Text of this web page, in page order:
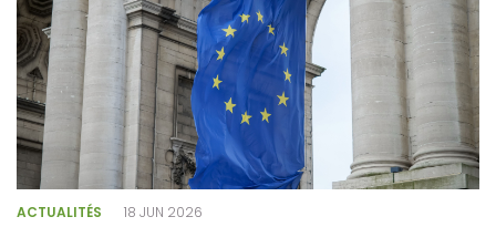
ACTUALITÉS 18 JUN 2026